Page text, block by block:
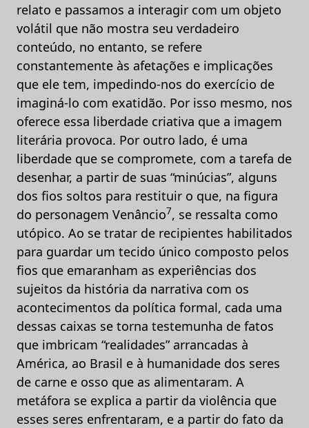
relato e passamos a interagir com um objeto
volátil que não mostra seu verdadeiro
conteúdo, no entanto, se refere
constantemente às afetações e implicações
que ele tem, impedindo-nos do exercício de
imaginá-lo com exatidão. Por isso mesmo, nos
oferece essa liberdade criativa que a imagem
literária provoca. Por outro lado, é uma
liberdade que se compromete, com a tarefa de
desenhar, a partir de suas “minúcias”, alguns
dos fios soltos para restituir o que, na figura
do personagem Venâncio7, se ressalta como
utópico. Ao se tratar de recipientes habilitados
para guardar um tecido único composto pelos
fios que emaranham as experiências dos
sujeitos da história da narrativa com os
acontecimentos da política formal, cada uma
dessas caixas se torna testemunha de fatos
que imbricam “realidades” arrancadas à
América, ao Brasil e à humanidade dos seres
de carne e osso que as alimentaram. A
metáfora se explica a partir da violência que
esses seres enfrentaram, e a partir do fato da